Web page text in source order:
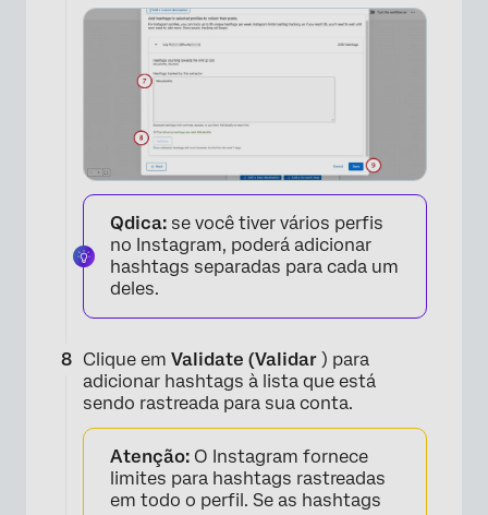
Qdica: se você tiver vários perfis
no Instagram, poderá adicionar
hashtags separadas para cada um
deles.
Clique em Validate (Validar ) para
adicionar hashtags à lista que está
sendo rastreada para sua conta.
Atenção: O Instagram fornece
limites para hashtags rastreadas
em todo o perfil. Se as hashtags